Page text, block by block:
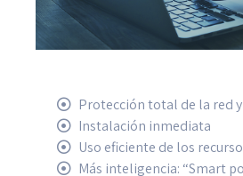
Protección total de la red
Instalación inmediata
Uso eficiente de los
Más inteligencia: “Smart